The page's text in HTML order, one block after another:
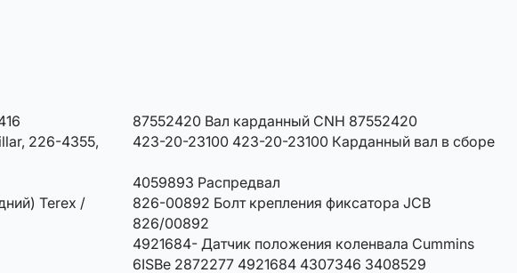
87552420 Вал карданный CNH 87552420
226-4355,
423-20-23100 423-20-23100 Карданный вал в сборе
4059893 Распредвал
Terex /
826-00892 Болт крепления фиксатора JCB
826/00892
4921684- Датчик положения коленвала Cummins
6ISBe 2872277 4921684 4307346 3408529